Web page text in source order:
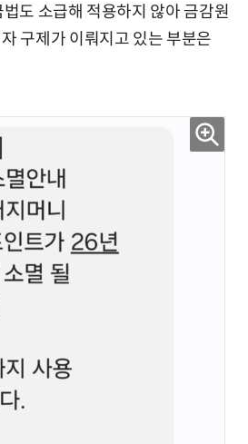
도 소급해 적용하지 않아 금감원
구제가 이뤄지고 있는 부분은